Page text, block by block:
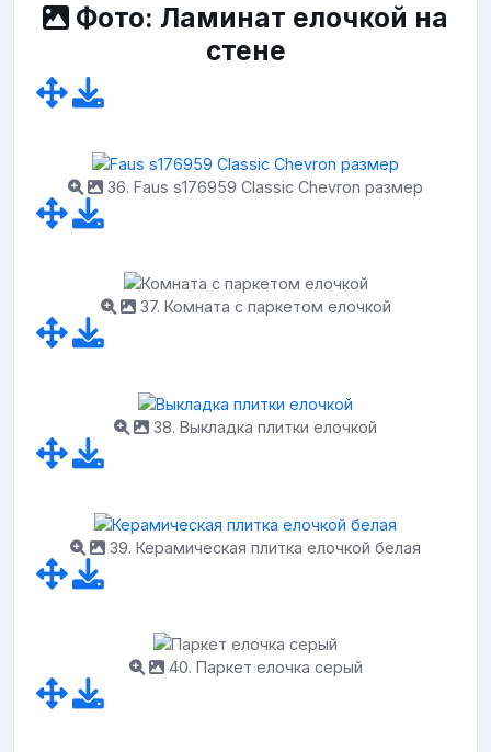
Фото: Ламинат елочкой на
стене
36. Faus s176959 Classic Chevron размер
37. Комната с паркетом елочкой
38. Выкладка плитки елочкой
39. Керамическая плитка елочкой белая
40. Паркет елочка серый